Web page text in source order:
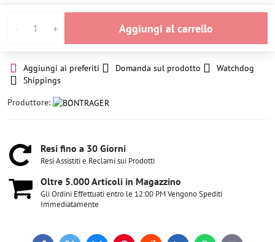
Aggiungi al carrello
Aggiungi ai preferiti Domanda sul prodotto
Watchdog
Shippings
Produttore:
Resi fino a 30 Giorni
Resi Assistiti e Reclami sui Prodotti
Oltre 5​.000 Articoli in Magazzino
Gli Ordini Effettuati entro le 12:00 PM Vengono Spediti
Immediatamente